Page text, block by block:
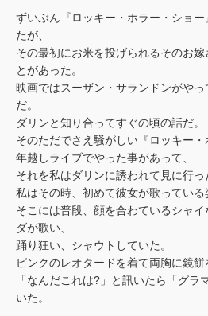
ずいぶん『ロッキー・ホラー・ショ
たが、
その最初にお米を投げられるそのお
とがあった。
映画ではスーザン・サランドンがや
だ。
ダリンと知り合ってすぐの頃の話だ。
そのただでさえ騒がしい『ロッキー
年越しライブでやった事があって、
それを私はダリンに誘われて見に行っ
私はその時、初めて彼女が歌っている
そこには普段、顔を合わているシャ
ダが歌い、
踊り狂い、シャウトしていた。
ピンクのレオタードを着て両胸に鏡餅
「なんだこれは?」と訊いたら「グラ
いた。